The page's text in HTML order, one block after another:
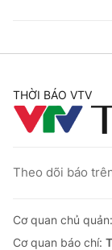
THỜI BÁO VTV
Theo dõi báo
Cơ quan chủ
Cơ quan báo chí: